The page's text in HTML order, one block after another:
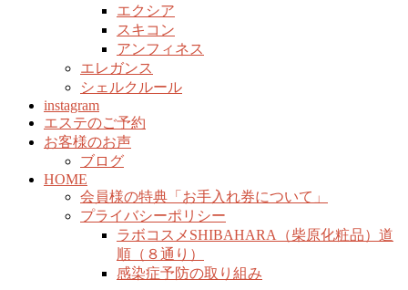
エクシア
スキコン
アンフィネス
エレガンス
シェルクルール
instagram
エステのご予約
お客様のお声
ブログ
HOME
会員様の特典「お手入れ券について」
プライバシーポリシー
ラボコスメSHIBAHARA（柴原化粧品）道
順（８通り）
感染症予防の取り組み